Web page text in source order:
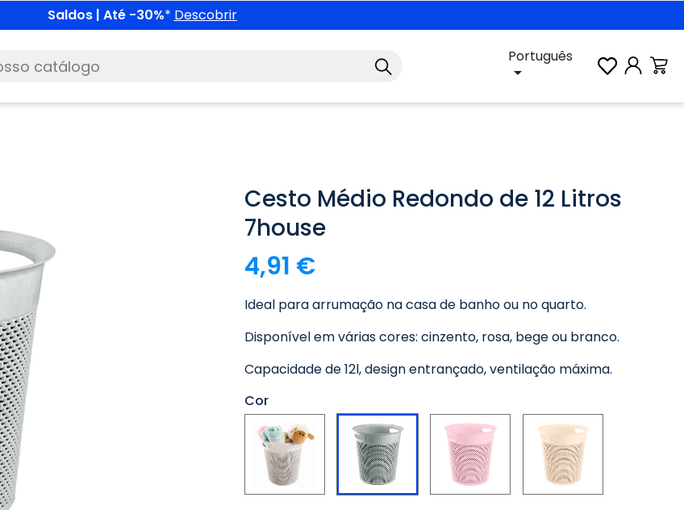
Saldos | Até -30%* Descobrir
Português

Cesto Médio Redondo de 12 Litros
7house
4,91 €
Ideal para arrumação na casa de banho ou no quarto.
Disponível em várias cores: cinzento, rosa, bege ou branco.
Capacidade de 12l, design entrançado, ventilação máxima.
Cor
Branco Cinzento Rosa Bege